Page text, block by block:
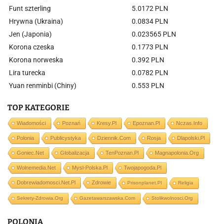
Funt szterling
5.0172 PLN
Hrywna (Ukraina)
0.0834 PLN
Jen (Japonia)
0.023565 PLN
Korona czeska
0.1773 PLN
Korona norweska
0.392 PLN
Lira turecka
0.0782 PLN
Yuan renminbi (Chiny)
0.553 PLN
TOP KATEGORIE
Wiadomości Poznań Kresy.pl Epoznan.pl Nczas.info
Polonia Publicystyka Dziennik.com Rosja Dlapolski.pl
Goniec.net Globalizacja TenPoznan.pl Magnapolonia.org
Wolnemedia.net Mysl-Polska.pl Twojapogoda.pl
Dobrewiadomosci.net.pl Zdrowie Prisonplanet.pl Religia
Sekrety-Zdrowia.org Gazetawarszawska.com Stolikwolnosci.org
POLONIA